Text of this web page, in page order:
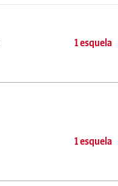
1 esquela
1 esquela